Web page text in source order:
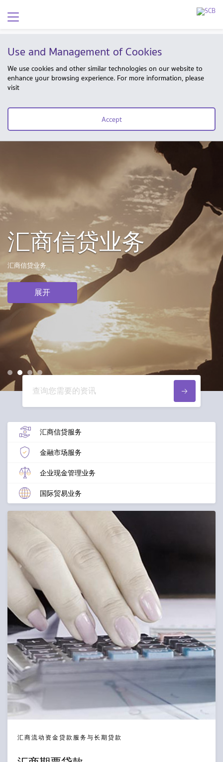
Use and Management of Cookies
We use cookies and other similar technologies on our website to
enhance your browsing experience. For more information, please
visit
Accept
汇商信贷业务
汇商信贷业务
展开
1 2 3 4
汇商信贷服务
金融市场服务
企业现金管理业务
国际贸易业务
汇商流动资金贷款服务与长期贷款